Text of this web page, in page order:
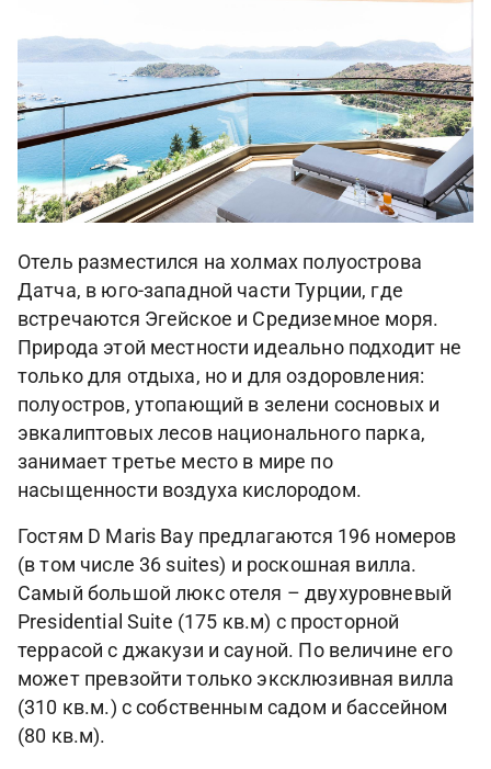
Отель разместился на холмах полуострова
Датча, в юго-западной части Турции, где
встречаются Эгейское и Средиземное моря.
Природа этой местности идеально подходит не
только для отдыха, но и для оздоровления:
полуостров, утопающий в зелени сосновых и
эвкалиптовых лесов национального парка,
занимает третье место в мире по
насыщенности воздуха кислородом.
Гостям D Maris Bay предлагаются 196 номеров
(в том числе 36 suites) и роскошная вилла.
Самый большой люкс отеля – двухуровневый
Presidential Suite (175 кв.м) с просторной
террасой с джакузи и сауной. По величине его
может превзойти только эксклюзивная вилла
(310 кв.м.) с собственным садом и бассейном
(80 кв.м).